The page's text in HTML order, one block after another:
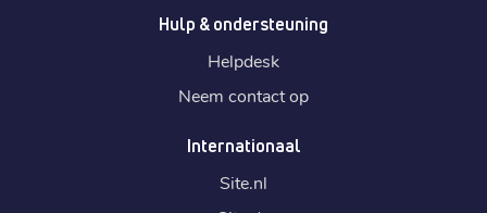
Hulp & ondersteuning
Helpdesk
Neem contact op
Internationaal
Site.nl